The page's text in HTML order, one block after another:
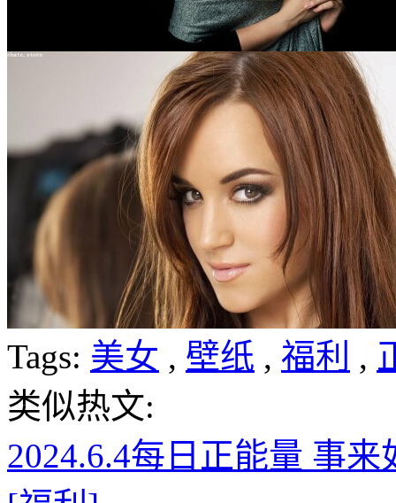
Tags: 美女 , 壁纸 , 福利 ,
类似热文:
2024.6.4每日正能量 事